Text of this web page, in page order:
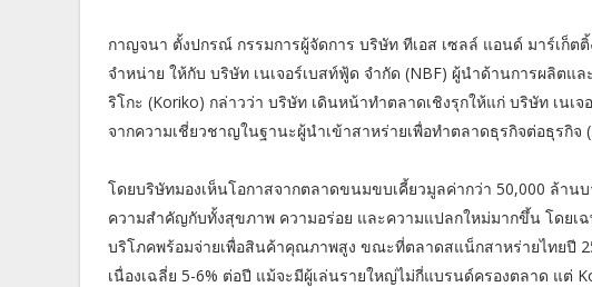
กาญจนา ตั้งปกรณ์ กรรมการผู้จัดการ บริษัท ทีเอส เซลล์ แอนด์ มาร์เก็
จำหน่าย ให้กับ บริษัท เนเจอร์เบสท์ฟู้ด จำกัด (NBF) ผู้นำด้านการผลิต
ริโกะ (Koriko) กล่าวว่า บริษัท เดินหน้าทำตลาดเชิงรุกให้แก่ บริษัท เนเ
จากความเชี่ยวชาญในฐานะผู้นำเข้าสาหร่ายเพื่อทำตลาดธุรกิจต่อธุรกิจ
โดยบริษัทมองเห็นโอกาสจากตลาดขนมขบเคี้ยวมูลค่ากว่า 50,000 ล้าน
ความสำคัญกับทั้งสุขภาพ ความอร่อย และความแปลกใหม่มากขึ้น โดยเ
บริโภคพร้อมจ่ายเพื่อสินค้าคุณภาพสูง ขณะที่ตลาดสแน็กสาหร่ายไทยปี
เนื่องเฉลี่ย 5-6% ต่อปี แม้จะมีผู้เล่นรายใหญ่ไม่กี่แบรนด์ครองตลาด แต่